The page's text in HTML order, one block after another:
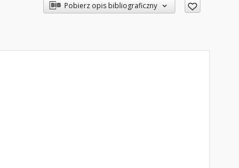
Pobierz opis bibliograficzny